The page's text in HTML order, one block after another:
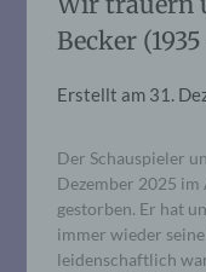
Becker
Erstellt am 31.
Der Schauspieler
Dezember 2025
gestorben. Er hat
immer wieder
leidenschaftlich